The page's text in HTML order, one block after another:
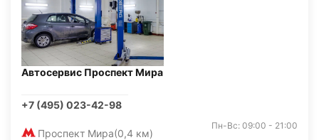
Автосервис Проспект Мира
+7 (495) 023-42-98
Проспект Мира(0,4 км)
Пн-Вс: 09:00 - 21:00